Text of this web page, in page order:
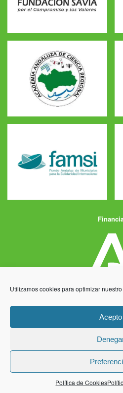
Utilizamos cookies para optimizar
Acepto
Política de Cookies
Desarrollo y producción